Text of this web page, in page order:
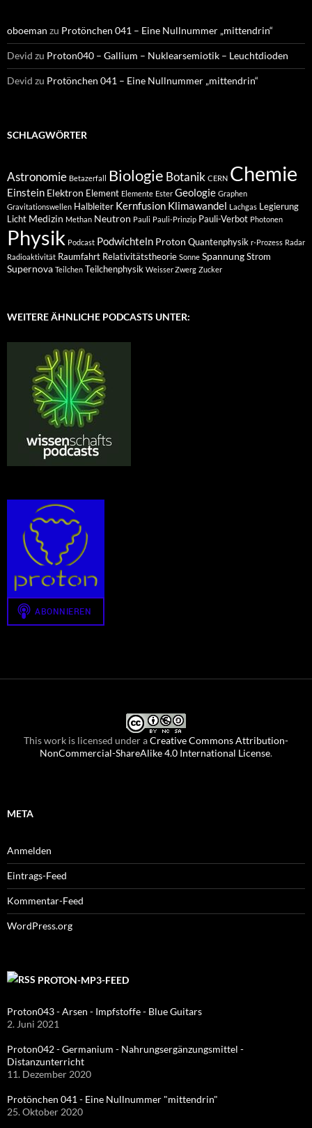
oboeman zu Protönchen 041 – Eine Nullnummer „mittendrin“
Devid zu Proton040 – Gallium – Nuklearsemiotik – Leuchtdioden
Devid zu Protönchen 041 – Eine Nullnummer „mittendrin“
SCHLAGWÖRTER
Astronomie Betazerfall Biologie Botanik CERN Chemie
Einstein Elektron Element Elemente Ester Geologie Graphen
Gravitationswellen Halbleiter Kernfusion Klimawandel Lachgas Legierung
Licht Medizin Methan Neutron Pauli Pauli-Prinzip Pauli-Verbot Photonen
Physik Podcast Podwichteln Proton Quantenphysik r-Prozess Radar
Radioaktivität Raumfahrt Relativitätstheorie Sonne Spannung Strom
Supernova Teilchen Teilchenphysik Weisser Zwerg Zucker
WEITERE ÄHNLICHE PODCASTS UNTER:
This work is licensed under aCreative Commons Attribution-
NonCommercial-ShareAlike 4.0 International License.
META
Anmelden
Eintrags-Feed
Kommentar-Feed
WordPress.org
PROTON-MP3-FEED
Proton043 - Arsen - Impfstoffe - Blue Guitars
2. Juni 2021
Proton042 - Germanium - Nahrungsergänzungsmittel -
Distanzunterricht
11. Dezember 2020
Protönchen 041 - Eine Nullnummer "mittendrin"
25. Oktober 2020